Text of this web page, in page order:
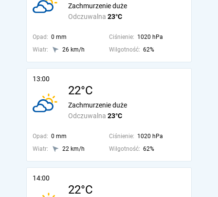
Odczuwalna 23°C
Zachmurzenie duże
Opad: 0 mm Ciśnienie: 1020 hPa
Wiatr:
26 km/h Wilgotność: 62%
13:00
22°C
Odczuwalna 23°C
Zachmurzenie duże
Opad: 0 mm Ciśnienie: 1020 hPa
Wiatr:
22 km/h Wilgotność: 62%
14:00
22°C